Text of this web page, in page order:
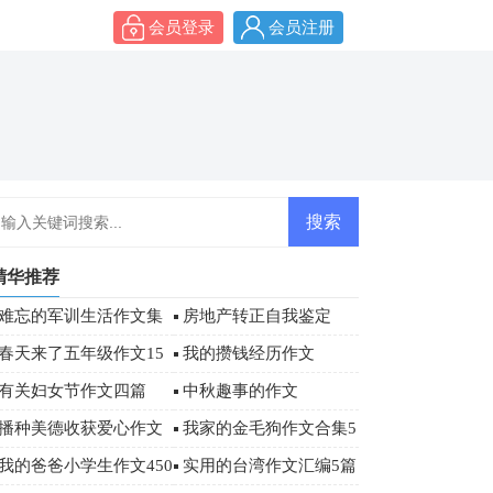
会员登录 会员注册
华推荐
忘的军训生活作文集
6篇
房地产转正自我鉴定
天来了五年级作文15 我的攒钱经历作文
关妇女节作文四篇 中秋趣事的作文
种美德收获爱心作文 我家的金毛狗作文合集5
篇
的爸爸小学生作文450 实用的台湾作文汇编5篇